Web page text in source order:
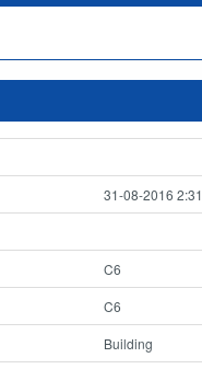
31-08-2016 2:31
C6
C6
Building